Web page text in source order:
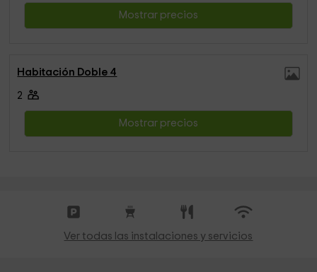
Mostrar precios
Habitación Doble 4
2
Mostrar precios
Ver todas las instalaciones y servicios